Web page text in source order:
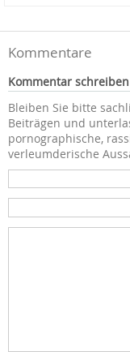
Kommentare
Kommentar schreiben
Bleiben Sie bitte
Beiträgen und
pornographische,
verleumderische